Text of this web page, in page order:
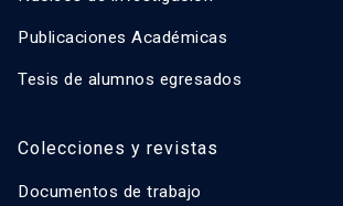
Publicaciones Académicas
Tesis de alumnos egresados
Colecciones y revistas
Documentos de trabajo